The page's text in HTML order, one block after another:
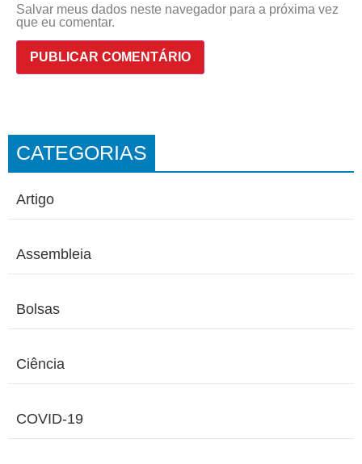
Salvar meus dados neste navegador para a próxima vez
que eu comentar.
CATEGORIAS
Artigo
Assembleia
Bolsas
Ciência
COVID-19